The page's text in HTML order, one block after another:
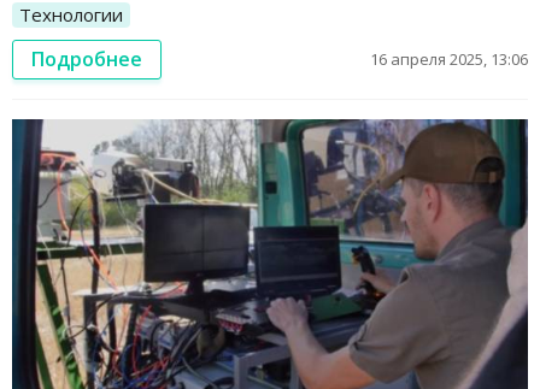
Технологии
Подробнее 16 апреля 2025, 13:06